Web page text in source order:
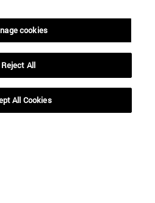
ventana)
ventana)
(abre en nueva ventana)
(abre en nueva ventana)
cookies
Reject All
All Cookies